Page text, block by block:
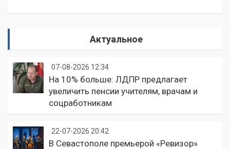
Актуальное
07-08-2026 12:34
На 10% больше: ЛДПР предлагает
увеличить пенсии учителям, врачам и
соцработникам
22-07-2026 20:42
В Севастополе премьерой «Ревизор»